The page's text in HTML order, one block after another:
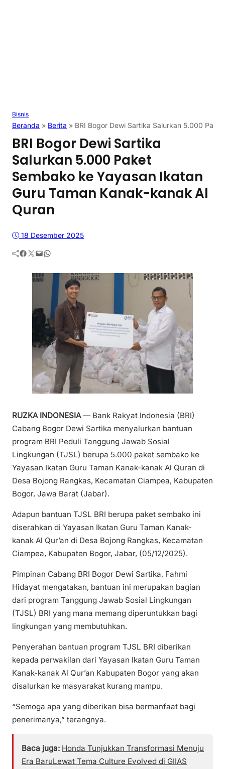
Bisnis
Beranda » Berita » BRI Bogor Dewi Sartika Salurkan 5.000
BRI Bogor Dewi Sartika
Salurkan 5.000 Paket
Sembako ke Yayasan Ikatan
Guru Taman Kanak-kanak Al
Quran
18 Desember 2025
Facebook Twitter Mail WhatsApp
RUZKA INDONESIA— Bank Rakyat Indonesia (BRI)
Cabang Bogor Dewi Sartika menyalurkan bantuan
program BRI Peduli Tanggung Jawab Sosial
Lingkungan (TJSL) berupa 5.000 paket sembako ke
Yayasan Ikatan Guru Taman Kanak-kanak Al Quran di
Desa Bojong Rangkas, Kecamatan Ciampea, Kabupaten
Bogor, Jawa Barat (Jabar).
Adapun bantuan TJSL BRI berupa paket sembako ini
diserahkan di Yayasan Ikatan Guru Taman Kanak-
kanak Al Qur’an di Desa Bojong Rangkas, Kecamatan
Ciampea, Kabupaten Bogor, Jabar, (05/12/2025).
Pimpinan Cabang BRI Bogor Dewi Sartika, Fahmi
Hidayat mengatakan, bantuan ini merupakan bagian
dari program Tanggung Jawab Sosial Lingkungan
(TJSL) BRI yang mana memang diperuntukkan bagi
lingkungan yang membutuhkan.
Penyerahan bantuan program TJSL BRI diberikan
kepada perwakilan dari Yayasan Ikatan Guru Taman
Kanak-kanak Al Qur’an Kabupaten Bogor yang akan
disalurkan ke masyarakat kurang mampu.
“Semoga apa yang diberikan bisa bermanfaat bagi
penerimanya,” terangnya.
Baca juga: Honda Tunjukkan Transformasi Menuju
Era BaruLewat Tema Culture Evolved di GIIAS